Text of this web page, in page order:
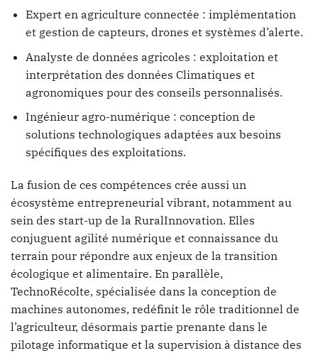
Expert en agriculture connectée : implémentation
et gestion de capteurs, drones et systèmes d’alerte.
Analyste de données agricoles : exploitation et
interprétation des données Climatiques et
agronomiques pour des conseils personnalisés.
Ingénieur agro-numérique : conception de
solutions technologiques adaptées aux besoins
spécifiques des exploitations.
La fusion de ces compétences crée aussi un
écosystème entrepreneurial vibrant, notamment au
sein des start-up de la RuralInnovation. Elles
conjuguent agilité numérique et connaissance du
terrain pour répondre aux enjeux de la transition
écologique et alimentaire. En parallèle,
TechnoRécolte, spécialisée dans la conception de
machines autonomes, redéfinit le rôle traditionnel de
l’agriculteur, désormais partie prenante dans le
pilotage informatique et la supervision à distance des